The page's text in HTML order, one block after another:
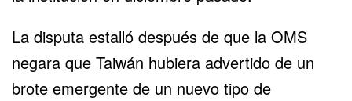
La disputa estalló después de que la OMS
negara que Taiwán hubiera advertido de un
brote emergente de un nuevo tipo de